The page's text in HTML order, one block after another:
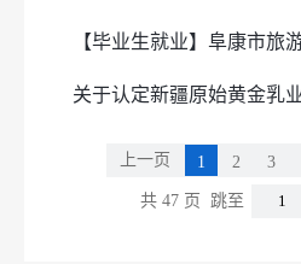
上一页 1 2 3
共 47 页 跳至